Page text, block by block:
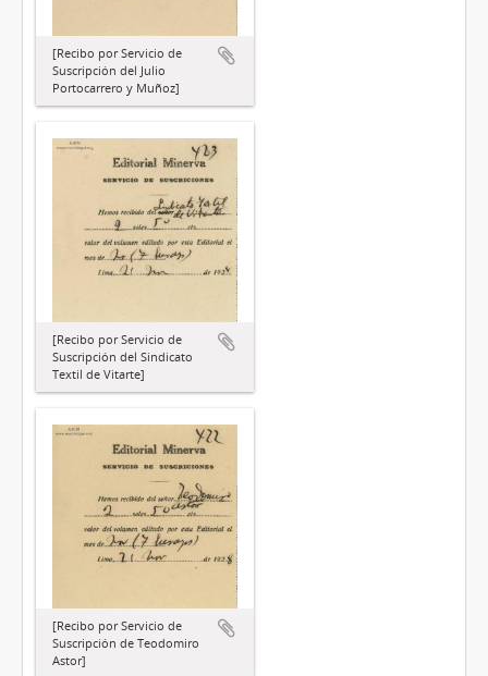
[Recibo por Servicio de
Suscripción del Julio
Portocarrero y Muñoz]
[Recibo por Servicio de
Suscripción del Sindicato
Textil de Vitarte]
[Recibo por Servicio de
Suscripción de Teodomiro
Astor]